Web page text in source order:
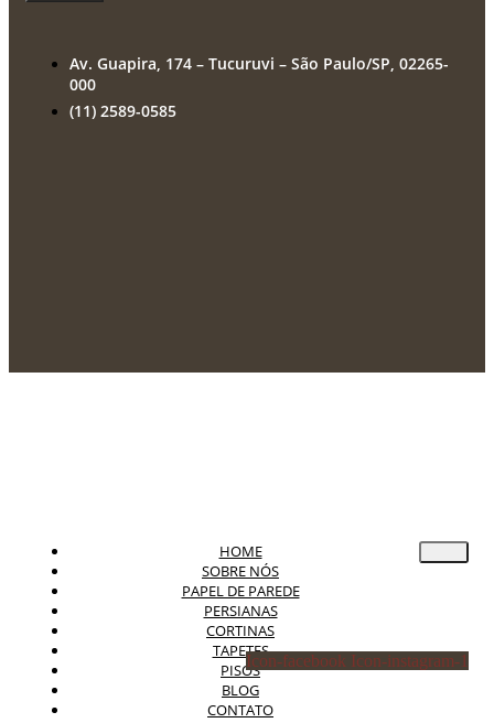
Av. Guapira, 174 – Tucuruvi – São Paulo/SP, 02265-
000
(11) 2589-0585
HOME
SOBRE NÓS
PAPEL DE PAREDE
PERSIANAS
CORTINAS
TAPETES
PISOS
BLOG
CONTATO
Icon-facebook Icon-instagram-1